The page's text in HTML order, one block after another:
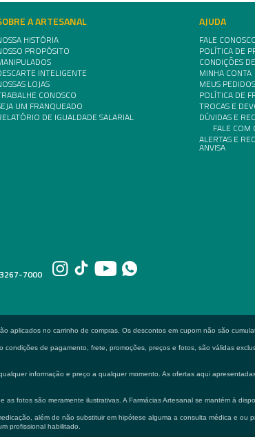
A ARTESANAL
HISTÓRIA
PROPÓSITO
INTELIGENTE
LOJAS
CONOSCO
UM FRANQUEADO
DE IGUALDADE SALARIAL
AJUDA
FALE
POLÍTICA DE
CONDIÇÕES
MINHA CONTA
MEUS PEDIDOS
POLÍTICA DE
TROCAS E
DÚVIDAS E
FALE COM
ALERTAS E
ANVISA
7000
aplicados no carrinho de compras. Os descontos em cupom não são
condições de pagamento, frete, promoções, preços e fotos, são válidas
informação e preço a qualquer momento. As ofertas aqui
fotos são meramente ilustrativas. A Farmácias Artesanal se mantém à
além de não substituir em hipótese alguma a consulta médica e
profissional habilitado.